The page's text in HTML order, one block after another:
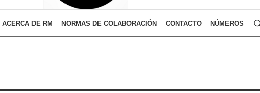
ACERCA DE RM NORMAS DE COLABORACIÓN CONTACTO NÚMEROS